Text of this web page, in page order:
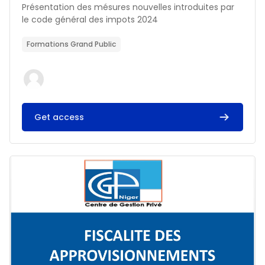
Résumé du cours :
Présentation des mésures nouvelles introduites par
le code général des impots 2024
Formations Grand Public
Get access
Image du cours FISCALITE DES APPROVISIONNEMENTS